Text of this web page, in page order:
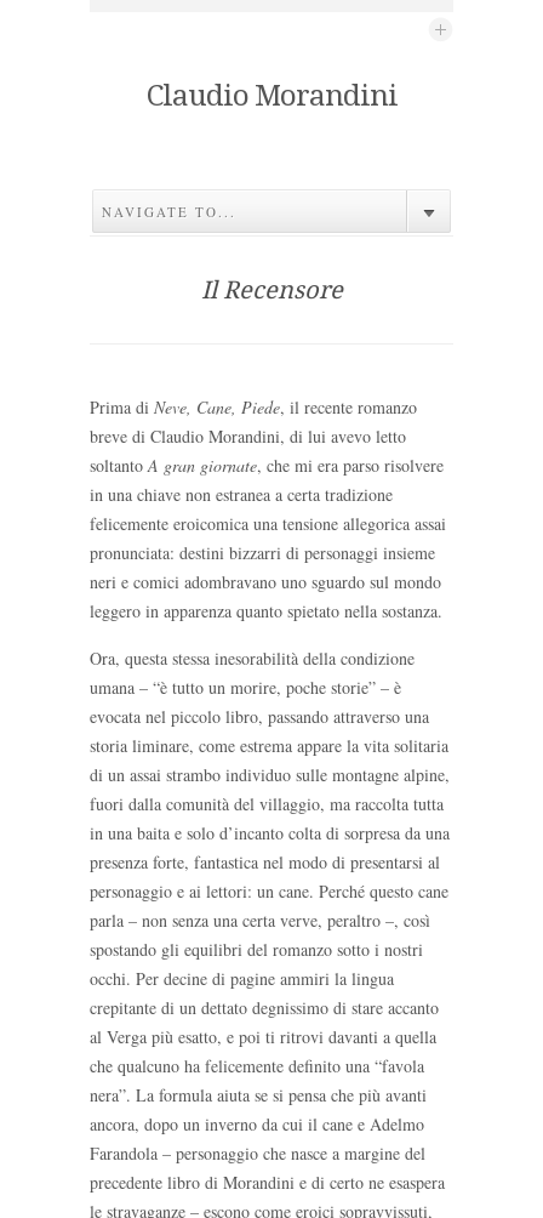
Claudio Morandini
NAVIGATE TO...
Il Recensore
Prima di Neve, Cane, Piede, il recente romanzo
breve di Claudio Morandini, di lui avevo letto
soltantoA gran giornate, che mi era parso risolvere
in una chiave non estranea a certa tradizione
felicemente eroicomica una tensione allegorica assai
pronunciata: destini bizzarri di personaggi insieme
neri e comici adombravano uno sguardo sul mondo
leggero in apparenza quanto spietato nella sostanza.
Ora, questa stessa inesorabilità della condizione
umana – “è tutto un morire, poche storie” – è
evocata nel piccolo libro, passando attraverso una
storia liminare, come estrema appare la vita solitaria
di un assai strambo individuo sulle montagne alpine,
fuori dalla comunità del villaggio, ma raccolta tutta
in una baita e solo d’incanto colta di sorpresa da una
presenza forte, fantastica nel modo di presentarsi al
personaggio e ai lettori: un cane. Perché questo cane
parla – non senza una certa verve, peraltro –, così
spostando gli equilibri del romanzo sotto i nostri
occhi. Per decine di pagine ammiri la lingua
crepitante di un dettato degnissimo di stare accanto
al Verga più esatto, e poi ti ritrovi davanti a quella
che qualcuno ha felicemente definito una “favola
nera”. La formula aiuta se si pensa che più avanti
ancora, dopo un inverno da cui il cane e Adelmo
Farandola – personaggio che nasce a margine del
precedente libro di Morandini e di certo ne esaspera
le stravaganze – escono come eroici sopravvissuti,